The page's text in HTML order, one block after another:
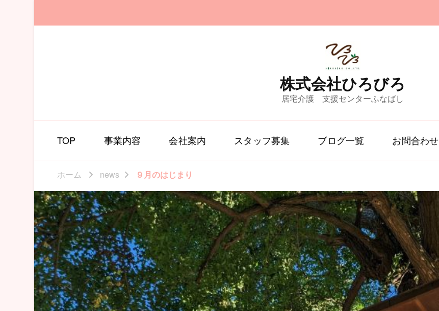
株式会社ひろびろ
居宅介護 支援センターふなばし
TOP 事業内容 会社案内 スタッフ募集 ブログ一覧 お問合わせ
ホーム news ９月のはじまり